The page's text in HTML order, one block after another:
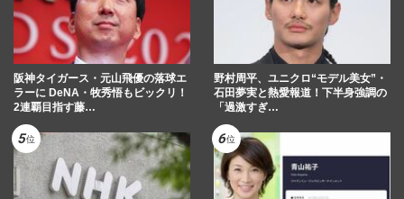
阪神タイガース・元山飛優の落球エ
ラーに DeNA・牧秀悟もビックリ！
2連覇目指す藤…
野村周平、ユニクロ“モデル美女”・
石田夢実と熱愛報道！下半身強調の
「過激すぎ…